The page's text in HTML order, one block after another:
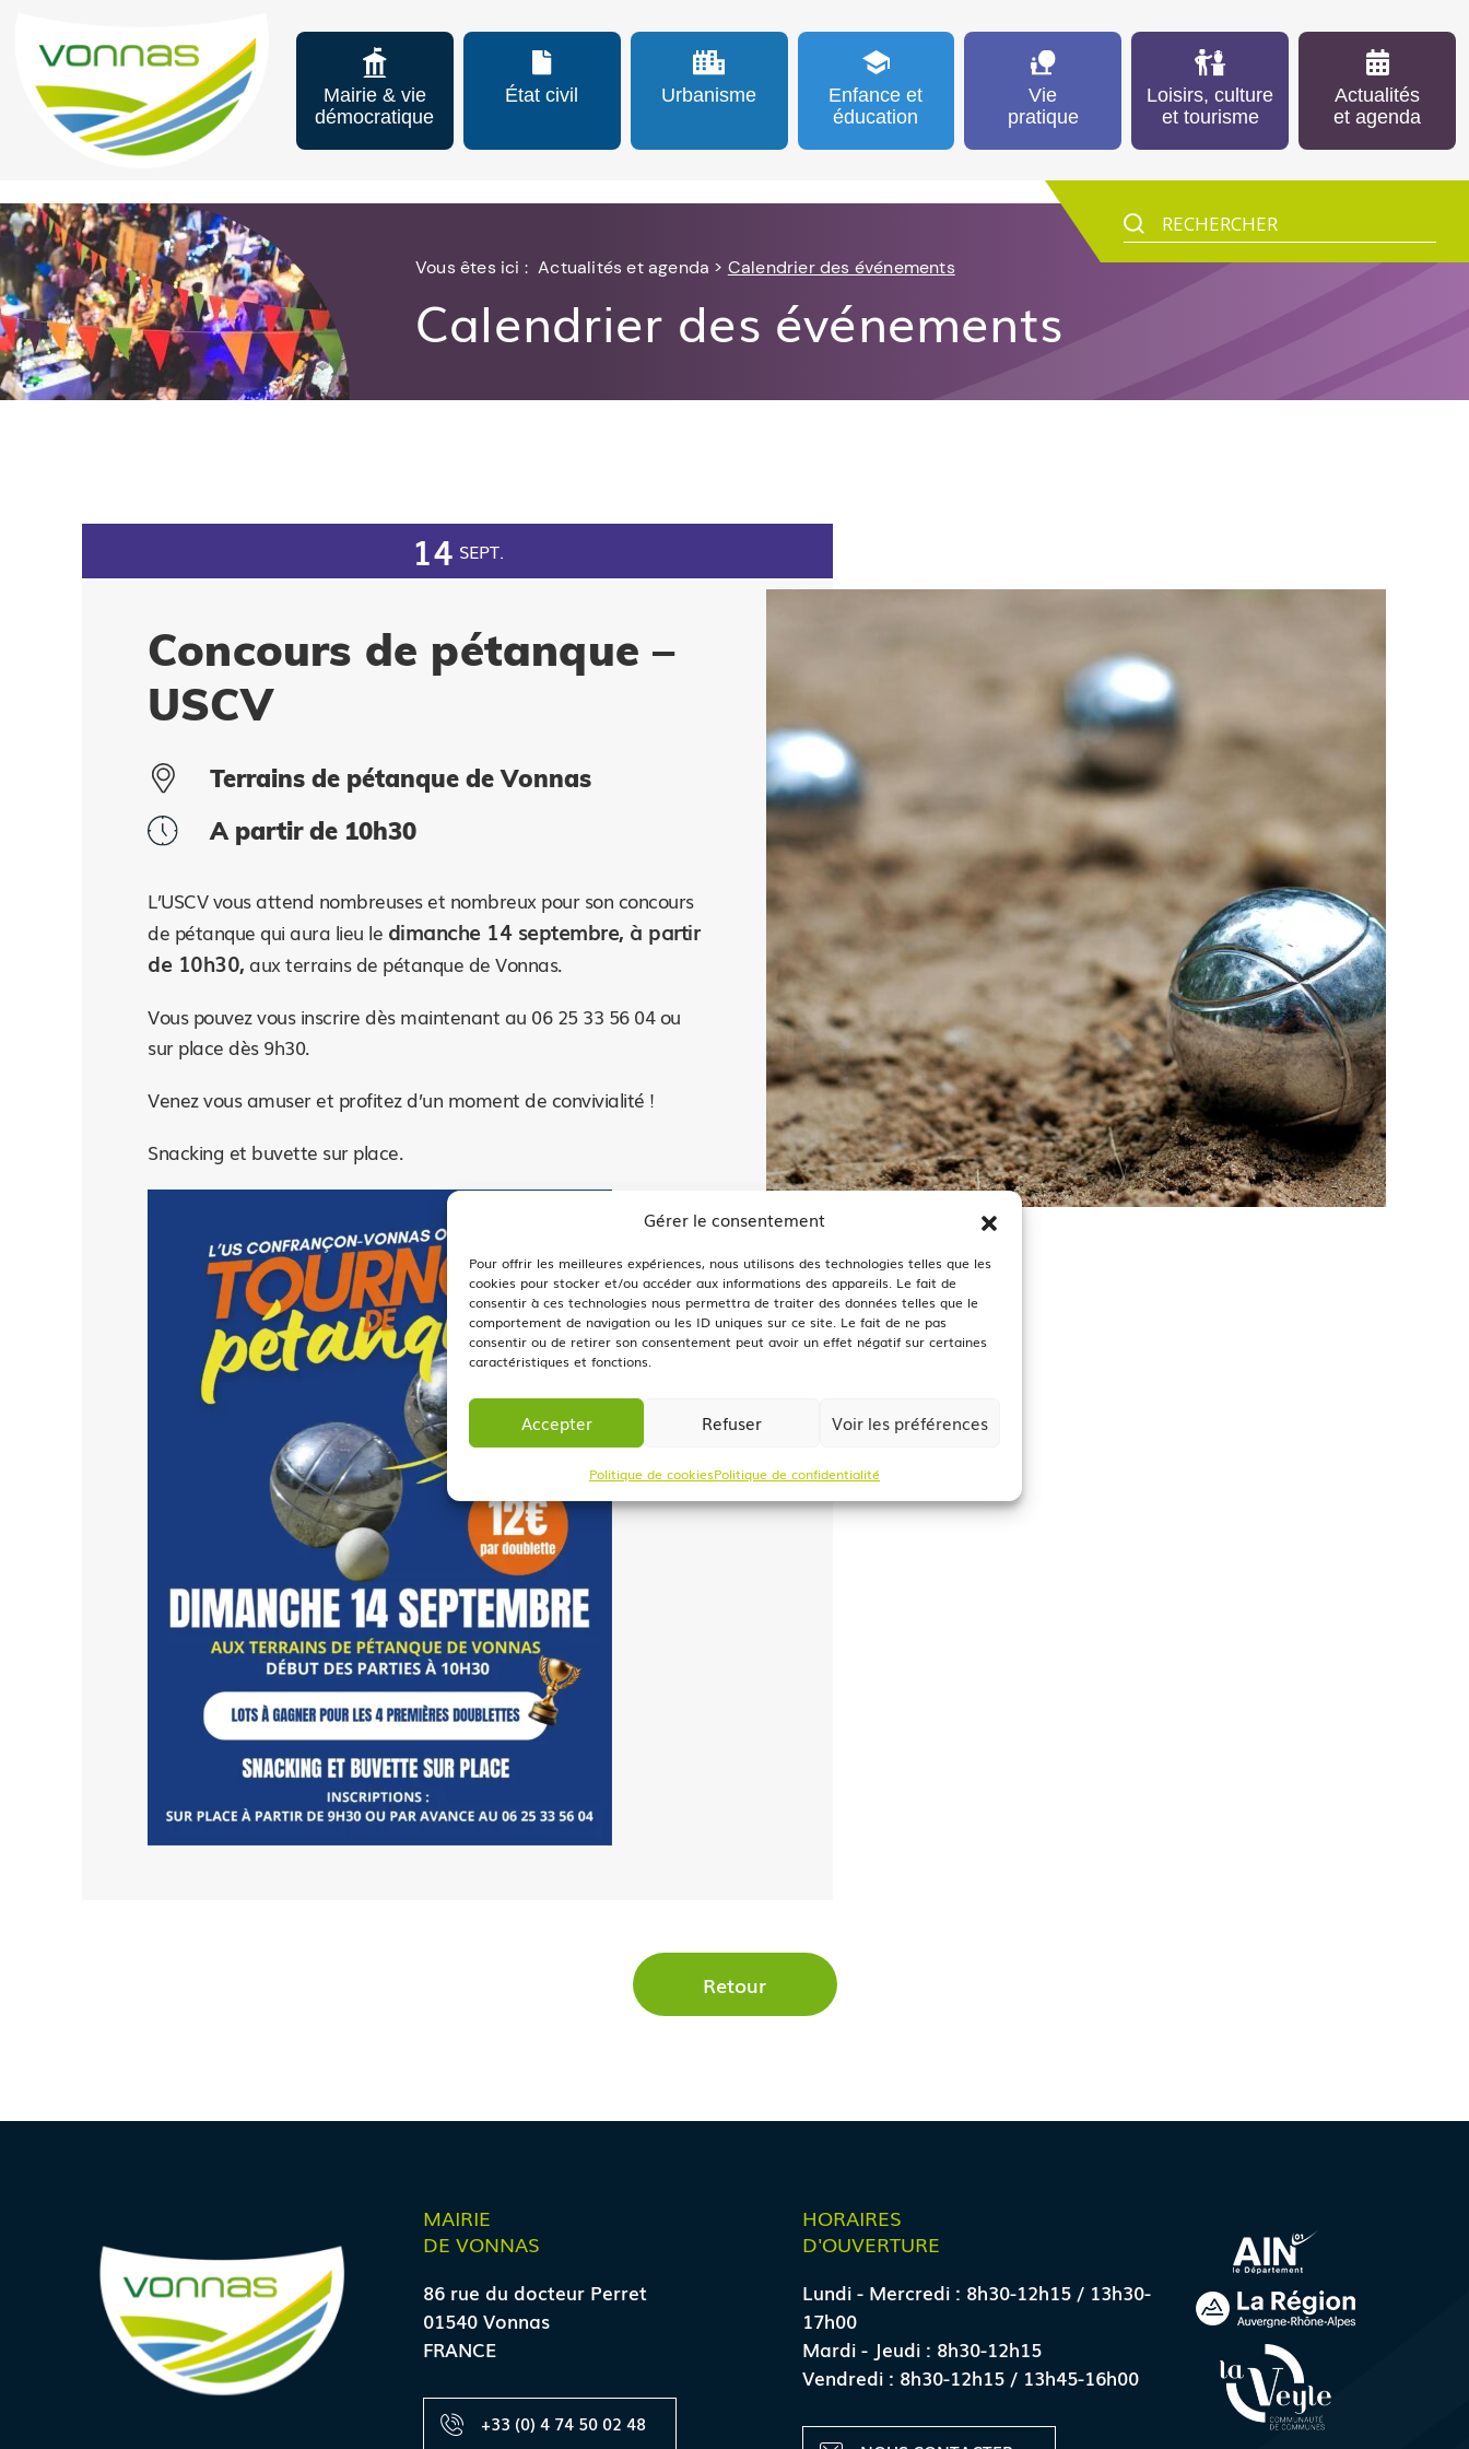
Gérer le consentement
Pour offrir les meilleures expériences, nous utilisons des technologies telles que les
cookies pour stocker et/ou accéder aux informations des appareils. Le fait de
consentir à ces technologies nous permettra de traiter des données telles que le
comportement de navigation ou les ID uniques sur ce site. Le fait de ne pas
consentir ou de retirer son consentement peut avoir un effet négatif sur certaines
caractéristiques et fonctions.
Accepter Refuser Voir les préférences
Politique de cookiesPolitique de confidentialité
Mairie & vie
démocratique
État civil Urbanisme
Enfance et
éducation
Vie
pratique
Loisirs, culture
et tourisme
Actualités
et agenda
Vous êtes ici : Actualités et agenda > Calendrier des événements
Calendrier des événements
14 SEPT.
Concours de pétanque –
USCV
Terrains de pétanque de Vonnas
A partir de 10h30
L’USCV vous attend nombreuses et nombreux pour son concours
de pétanque qui aura lieu le dimanche 14 septembre, à partir
de 10h30, aux terrains de pétanque de Vonnas.
Vous pouvez vous inscrire dès maintenant au 06 25 33 56 04 ou
sur place dès 9h30.
Venez vous amuser et profitez d’un moment de convivialité !
Snacking et buvette sur place.
Retour
MAIRIE
DE VONNAS
86 rue du docteur Perret
01540 Vonnas
FRANCE
+33 (0) 4 74 50 02 48
HORAIRES
D'OUVERTURE
Lundi - Mercredi : 8h30-12h15 / 13h30-
17h00
Mardi - Jeudi : 8h30-12h15
Vendredi : 8h30-12h15 / 13h45-16h00